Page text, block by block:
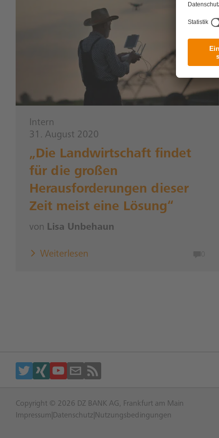
Intern
31. August 2020
„Die Landwirtschaft findet
für die großen
Herausforderungen dieser
Zeit meist eine Lösung“
von Lisa Unbehaun
Weiterlesen
Copyright © 2026 DZ BANK AG, Frankfurt am Main
Impressum Datenschutz Nutzungsbedingungen